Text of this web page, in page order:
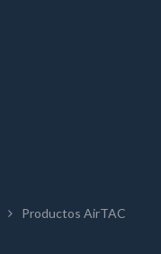
Productos AirTAC